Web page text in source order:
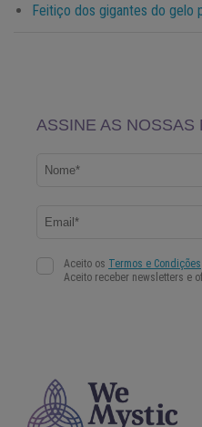
Feitiço dos gigantes do gelo